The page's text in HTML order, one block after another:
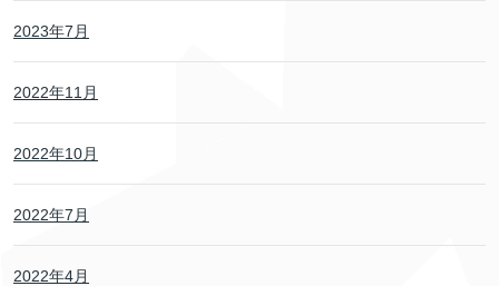
2023年7月
2022年11月
2022年10月
2022年7月
2022年4月